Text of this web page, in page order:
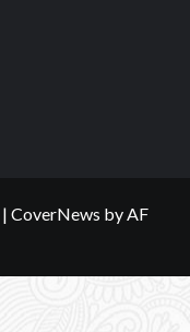
| CoverNews by AF